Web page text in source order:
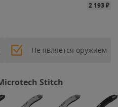
2 193₽
Не является оружием
Stitch